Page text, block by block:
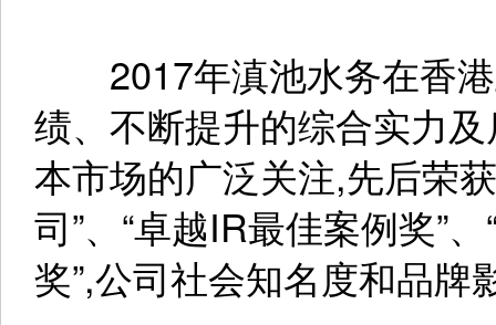
2017年滇池水务在香港
绩、不断提升的综合实力
本市场的广泛关注,先后荣
司”、“卓越IR最佳案例奖”
奖”,公司社会知名度和品牌